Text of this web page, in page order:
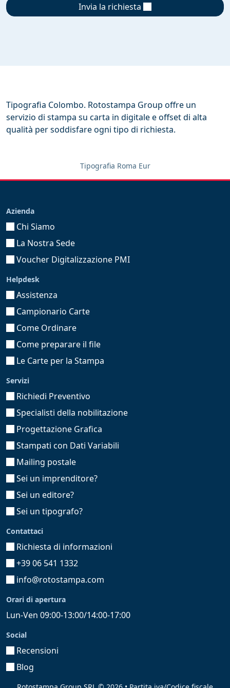
Invia la richiesta
Tipografia Colombo. Rotostampa Group offre un
servizio di stampa su carta in digitale e offset di alta
qualità per soddisfare ogni tipo di richiesta.
Tipografia Roma Eur
Azienda
Chi Siamo
La Nostra Sede
Voucher Digitalizzazione PMI
Helpdesk
Assistenza
Campionario Carte
Come Ordinare
Come preparare il file
Le Carte per la Stampa
Servizi
Richiedi Preventivo
Specialisti della nobilitazione
Progettazione Grafica
Stampati con Dati Variabili
Mailing postale
Sei un imprenditore?
Sei un editore?
Sei un tipografo?
Contattaci
Richiesta di informazioni
+39 06 541 1332
info@rotostampa.com
Orari di apertura
Lun-Ven 09:00-13:00/14:00-17:00
Social
Recensioni
Blog